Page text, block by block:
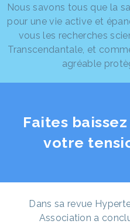
Nous savons tous que la
pour une vie active et
vous les recherches
Transcendantale, et
agréable
Faites
votre
Dans sa revue
Association a